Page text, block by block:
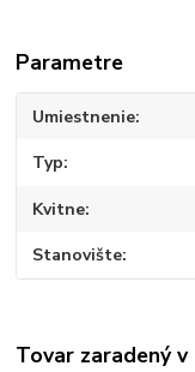
Parametre
Umiestnenie
Typ
Kvitne
Stanovište
Tovar zaradený